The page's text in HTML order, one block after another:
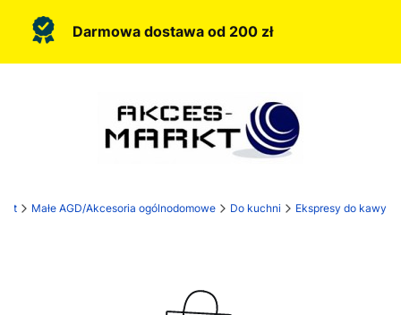
Darmowa dostawa od 200 zł
Małe AGD/Akcesoria ogólnodomowe Do kuchni Ekspresy do kawy